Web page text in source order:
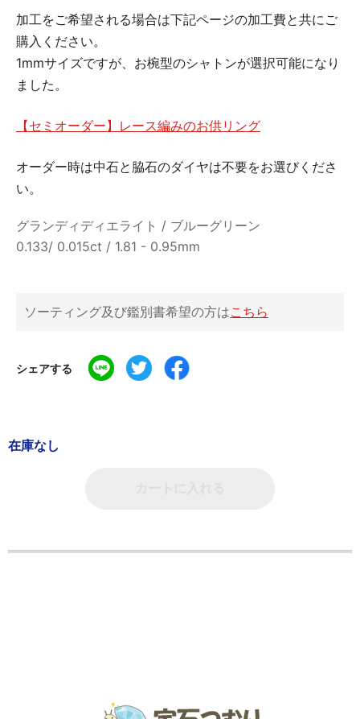
加工をご希望される場合は下記ページの加工費と共にご
購入ください。
1mmサイズですが、お椀型のシャトンが選択可能になり
ました。
【セミオーダー】レース編みのお供リング
オーダー時は中石と脇石のダイヤは不要をお選びくださ
い。
グランディディエライト / ブルーグリーン
0.133/ 0.015ct / 1.81 - 0.95mm
ソーティング及び鑑別書希望の方はこちら
シェアする
在庫なし